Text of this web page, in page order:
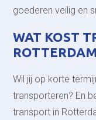
goederen veilig en
WAT KOST
Wil jij op korte
transporteren? En
transport in